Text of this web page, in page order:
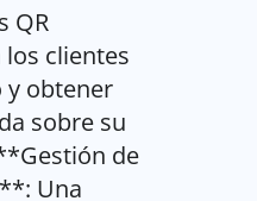
QR
clientes
y obtener
sobre su
de
Una